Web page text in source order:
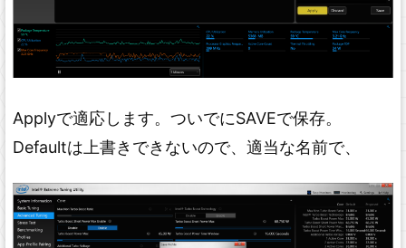
Applyで適応します。ついでにSAVEで保存。
Defaultは上書きできないので、適当な名前で、